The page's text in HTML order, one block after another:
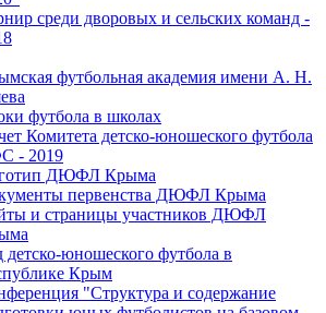
среди дворовых и сельских команд -
футбольная академия имени А. Н.
футбола в школах
Комитета детско-юношеского футбола
- 2019
ДЮФЛ Крыма
первенства ДЮФЛ Крыма
и страницы участников ДЮФЛ
детско-юношеского футбола в
Крым
"Структура и содержание